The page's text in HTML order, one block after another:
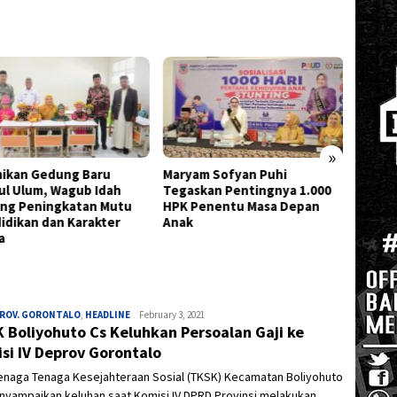
»
Sofyan Puhi
Pentingnya 1.000
Masa Depan
Tingkatkan Prestasi Santri,
Bupati Sofyan Resmikan
Gedung PHTC MTsS Bahrul
Ulum
Kota
dan
GORONTALO HEADLINE Ivan
February 3, 2021
Boliyohuto Cs Keluhkan Persoalan Gaji ke
IV Deprov Gorontalo
Tenaga Kesejahteraan Sosial (TKSK) Kecamatan Boliyohuto